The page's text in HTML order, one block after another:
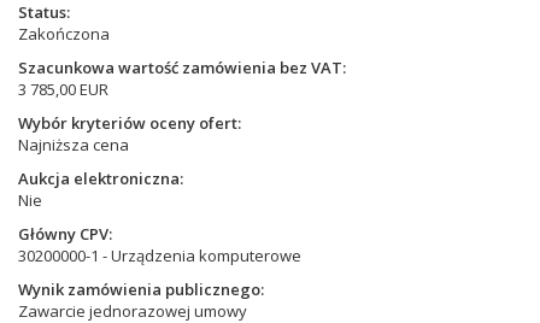
Status
Zakończona
Szacunkowa wartość zamówienia bez VAT
3 785,00 EUR
Wybór kryteriów oceny ofert
Najniższa cena
Aukcja elektroniczna
Nie
Główny CPV
30200000-1 - Urządzenia komputerowe
Wynik zamówienia publicznego
Zawarcie jednorazowej umowy